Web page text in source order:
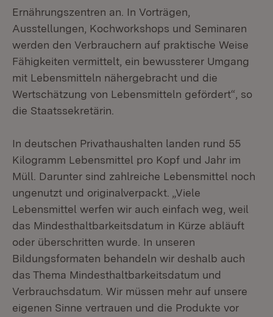
Ernährungszentren an. In Vorträgen,
Ausstellungen, Kochworkshops und Seminaren
werden den Verbrauchern auf praktische Weise
Fähigkeiten vermittelt, ein bewussterer Umgang
mit Lebensmitteln nähergebracht und die
Wertschätzung von Lebensmitteln gefördert“, so
die Staatssekretärin.
In deutschen Privathaushalten landen rund 55
Kilogramm Lebensmittel pro Kopf und Jahr im
Müll. Darunter sind zahlreiche Lebensmittel noch
ungenutzt und originalverpackt. „Viele
Lebensmittel werfen wir auch einfach weg, weil
das Mindesthaltbarkeitsdatum in Kürze abläuft
oder überschritten wurde. In unseren
Bildungsformaten behandeln wir deshalb auch
das Thema Mindesthaltbarkeitsdatum und
Verbrauchsdatum. Wir müssen mehr auf unsere
eigenen Sinne vertrauen und die Produkte vor